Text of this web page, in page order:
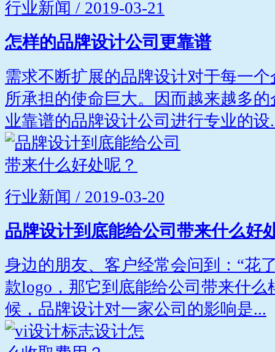
行业新闻 / 2019-03-21
怎样的品牌设计公司更靠谱
需求不断扩展的品牌设计对于每一
所承担的使命巨大。因而越来越多
业靠谱的品牌设计公司进行专业的设
行业新闻 / 2019-03-20
品牌设计到底能给公司带来什么好
身边的朋友、客户经常会问到：“花
款logo，那它到底能给公司带来什么
候，品牌设计对一家公司的影响是...